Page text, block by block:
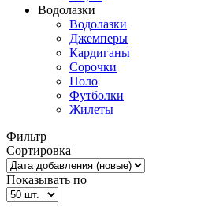
Водолазки
Водолазки
Джемперы
Кардиганы
Сорочки
Поло
Футболки
Жилеты
Фильтр
Сортировка
Показывать по